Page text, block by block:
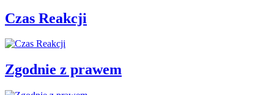
Czas Reakcji
Zgodnie z prawem